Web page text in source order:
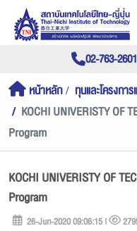
02-763-2601
หน้าหลัก
ทุนและโครงกา
KOCHI UNIVERISTY OF
Program
KOCHI UNIVERISTY OF
Program
26-Jun-2020 09:06:15 |